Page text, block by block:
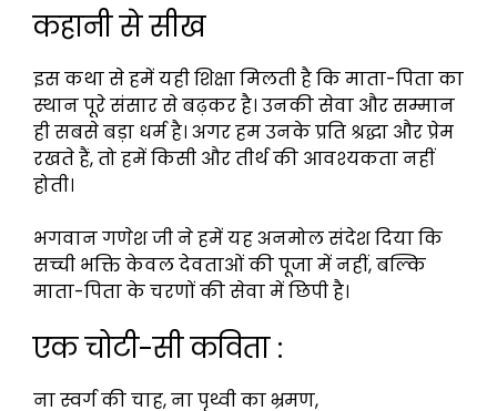
कहानी से सीख
इस कथा से हमें यही शिक्षा मिलती है कि माता-पिता का
स्थान पूरे संसार से बढ़कर है। उनकी सेवा और सम्मान
ही सबसे बड़ा धर्म है। अगर हम उनके प्रति श्रद्धा और प्रेम
रखते हैं, तो हमें किसी और तीर्थ की आवश्यकता नहीं
होती।
भगवान गणेश जी ने हमें यह अनमोल संदेश दिया कि
सच्ची भक्ति केवल देवताओं की पूजा में नहीं, बल्कि
माता-पिता के चरणों की सेवा में छिपी है।
एक चोटी-सी कविता :
ना स्वर्ग की चाह, ना पृथ्वी का भ्रमण,